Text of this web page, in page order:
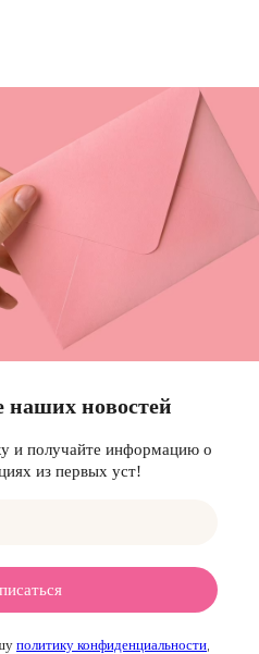
наших новостей
и получайте информацию о
из первых уст!
политику конфиденциальности